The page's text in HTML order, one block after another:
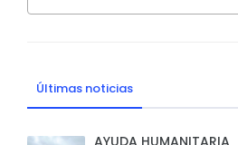
Últimas noticias
AYUDA HUMANITARIA